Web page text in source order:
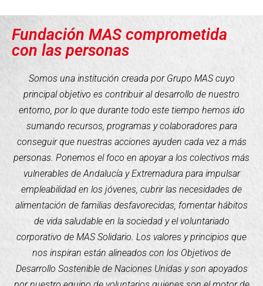
Fundación MAS comprometida
con las personas
Somos una institución creada por Grupo MAS cuyo
principal objetivo es contribuir al desarrollo de nuestro
entorno, por lo que durante todo este tiempo hemos ido
sumando recursos, programas y colaboradores para
conseguir que nuestras acciones ayuden cada vez a más
personas. Ponemos el foco en apoyar a los colectivos más
vulnerables de Andalucía y Extremadura para impulsar
empleabilidad en los jóvenes, cubrir las necesidades de
alimentación de familias desfavorecidas, fomentar hábitos
de vida saludable en la sociedad y el voluntariado
corporativo de MAS Solidario. Los valores y principios que
nos inspiran están alineados con los Objetivos de
Desarrollo Sostenible de Naciones Unidas y son apoyados